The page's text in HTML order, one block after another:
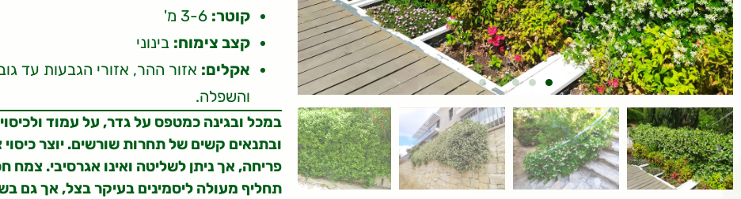
קוטר:
קצב צימוח: בינוני
אקלים:
והשפלה.
במכל ובגינה כמטפס על גדר, על עמוד ולכיסוי
ובתנאים קשים של תחרות שורשים. יוצר
פריחה, אך ניתן לשליטה ואינו אגרסיבי. צמח
תחליף מעולה ליסמינים בעיקר בצל, אך גם